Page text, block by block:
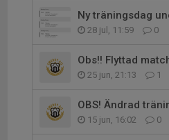
Ny träningsdag
28 jul, 11:59 0
Obs!! Flyttad
25 jun, 21:13 1
OBS! Ändrad
15 jun, 16:02 0